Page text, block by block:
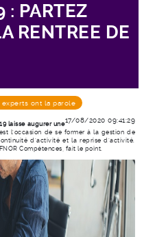
: PARTEZ
RENTREE DE
experts ont la parole
17/08/2020 09:41:29
laisse augurer une
l’occasion de se former à la gestion de
d’activité et la reprise d’activité.
Compétences, fait le point.